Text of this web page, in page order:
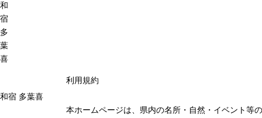
和
宿
多
葉
喜
和宿 多葉喜
利用規約
本ホームページは、県内の名所・自然・イベント等